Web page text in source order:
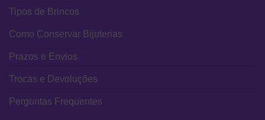
Tipos de Brincos
Como Conservar Bijuterias
Prazos e Envios
Trocas e Devoluções
Perguntas Frequentes